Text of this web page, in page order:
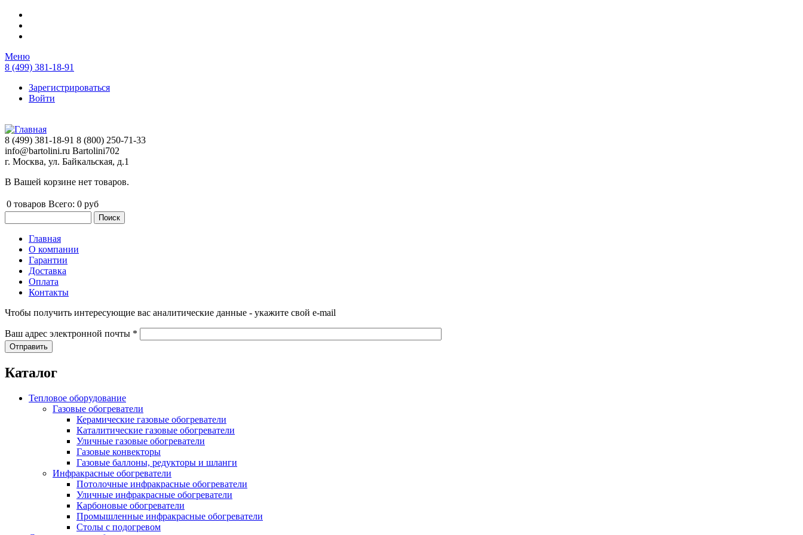
Перейти к основному содержанию
Меню
8 (499) 381-18-91
Зарегистрироваться
Войти
8 (499) 381-18-91 8 (800) 250-71-33
info@bartolini.ru Bartolini702
г. Москва, ул. Байкальская, д.1
В Вашей корзине нет товаров.
0 товаров Всего: 0 руб
Главное меню
Главная
О компании
Гарантии
Доставка
Оплата
Контакты
Чтобы получить интересующие вас аналитические данные - укажите свой e-mail
Ваш адрес электронной почты *
Каталог
Тепловое оборудование
Газовые обогреватели
Керамические газовые обогреватели
Каталитические газовые обогреватели
Уличные газовые обогреватели
Газовые конвекторы
Газовые баллоны, редукторы и шланги
Инфракрасные обогреватели
Потолочные инфракрасные обогреватели
Уличные инфракрасные обогреватели
Карбоновые обогреватели
Промышленные инфракрасные обогреватели
Столы с подогревом